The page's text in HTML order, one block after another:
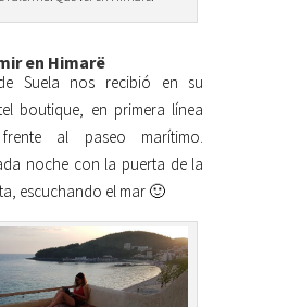
en Himarë
Suela nos recibió en su
boutique, en primera línea
al paseo marítimo.
noche con la puerta de la
escuchando el mar 🙂